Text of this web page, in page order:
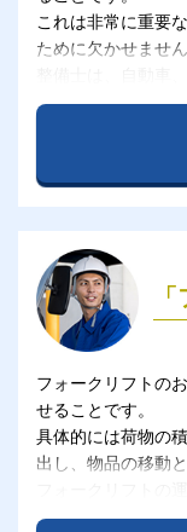
これは非常に重要
ために欠かせませ
整備士は、自動車
ど、さまざまな分
フォークリフトの
せることです。
具体的には荷物の
出し、物品の移動
フォークリフトの
が必要です。